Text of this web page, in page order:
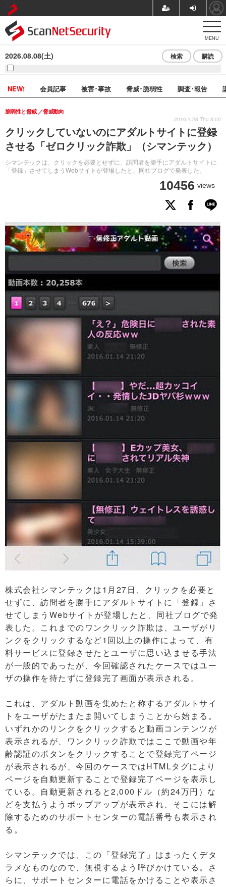
MENU
2026.08.08(土) 検索 購読
NEW! 会員記事 被害･事故 脅威･脆弱性 調査･報告
クリックしていないのにアダルトサイトに登録
させる「ゼロクリック詐欺」（シマンテック）
シマンテックは、クリックを必要とせずに、訪問者を勝手にアダルトサイトに
「登録」させてしまうWebサイトが登場したと、同社ブログで発表した。
脆弱性と脅威 脅威動向
10456 views
2016.1.28 Thu 8:00
株式会社シマンテックは1月27日、クリックを必要と
せずに、訪問者を勝手にアダルトサイトに「登録」さ
せてしまうWebサイトが登場したと、同社ブログで発
表した。これまでのワンクリック詐欺は、ユーザがリ
ンクをクリックするなど1回以上の操作によって、有
料サービスに登録させたとユーザに思い込ませる手法
が一般的であったが、今回確認されたケースではユー
ザの操作を待たずに登録完了画面が表示される。
これは、アダルト動画を集めたと称するアダルトサイ
トをユーザがたまたま開いてしまうことから始まる。
いずれかのリンクをクリックすると動画コンテンツが
表示されるが、ワンクリック詐欺ではここで動画や年
齢認証のボタンをクリックすることで登録完了ページ
が表示されるが、今回のケースではHTMLタグにより
ページを自動更新することで登録完了ページを表示し
ている。自動更新されると2,000ドル（約24万円）な
どを支払うようポップアップが表示され、そこには解
除するためのサポートセンターの電話番号も表示され
る。
シマンテックでは、この「登録完了」はまったくデタ
ラメなものなので、無視するよう呼びかけている。さ
らに、サポートセンターに電話をかけることや表示さ